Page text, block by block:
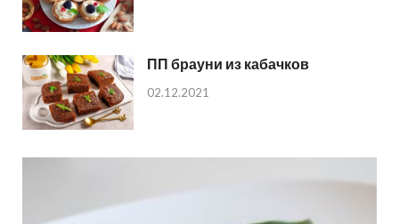
ПП брауни из кабачков
02.12.2021